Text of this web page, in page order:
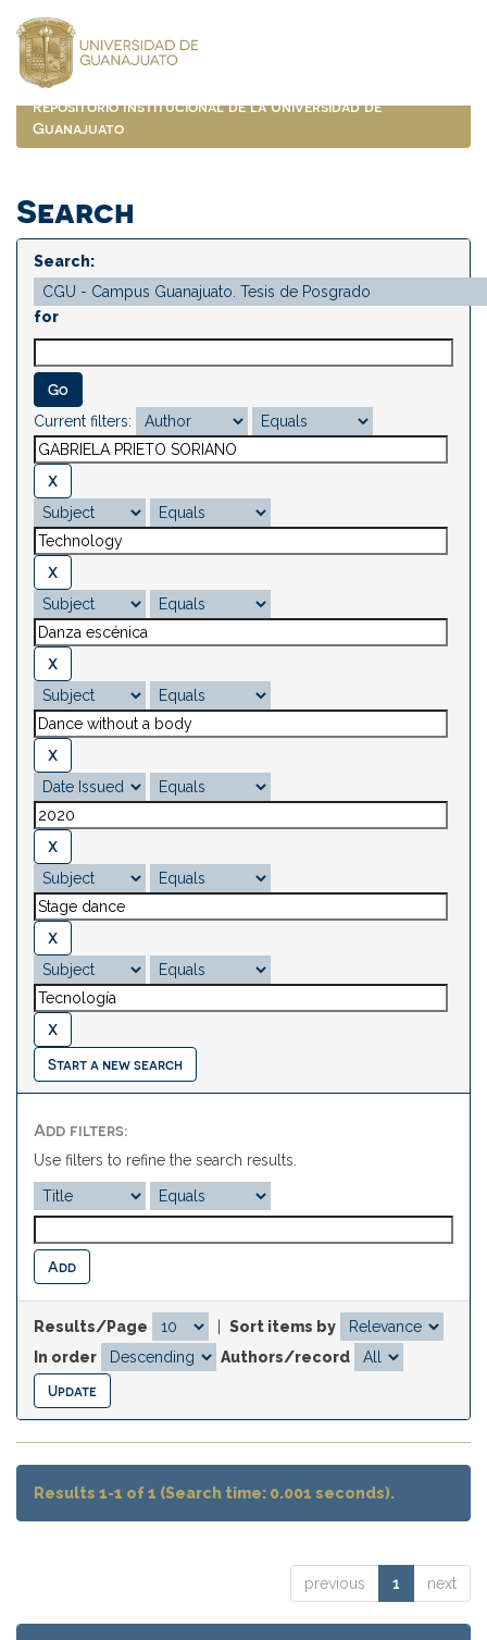
navigation
Repositorio Institucional de la Universidad de
Guanajuato
Search
Search:
for
Current filters:
Start a new search
Add filters:
Use filters to refine the search results.
Results/Page
Sort items by
In order
Authors/record
Results 1-1 of 1 (Search time: 0.001 seconds).
previous 1 next